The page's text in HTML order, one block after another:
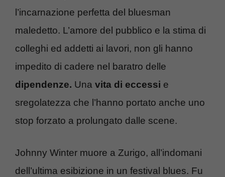
l’incarnazione perfetta del bluesman
maledetto. L’amore del pubblico e la stima di
colleghi ed addetti ai lavori, non gli hanno
impedito di cadere nel baratro delle
dipendenze. Una vita di eccessi e
sregolatezza che l’hanno portato anche uno
stop forzato a prolungato dalle scene.
Johnny Winter muore a Zurigo, all’indomani
dell’ultima esibizione in un festival blues. Fu